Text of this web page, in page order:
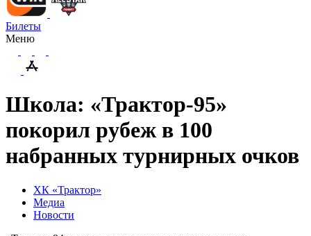
Билеты
Меню
Школа: «Трактор-95»
покорил рубеж в 100
набранных турнирных очков
ХК «Трактор»
Медиа
Новости